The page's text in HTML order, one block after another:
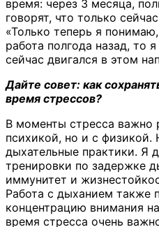
время: через 3 месяца,
говорят, что только
«Только теперь я
работа полгода назад, то
сейчас двигался в этом
Дайте совет: как
время стрессов?
В моменты стресса важно
психикой, но и с
дыхательные практики. Я
тренировки по задержке
иммунитет и
Работа с дыханием также
концентрацию внимания
время стресса очень